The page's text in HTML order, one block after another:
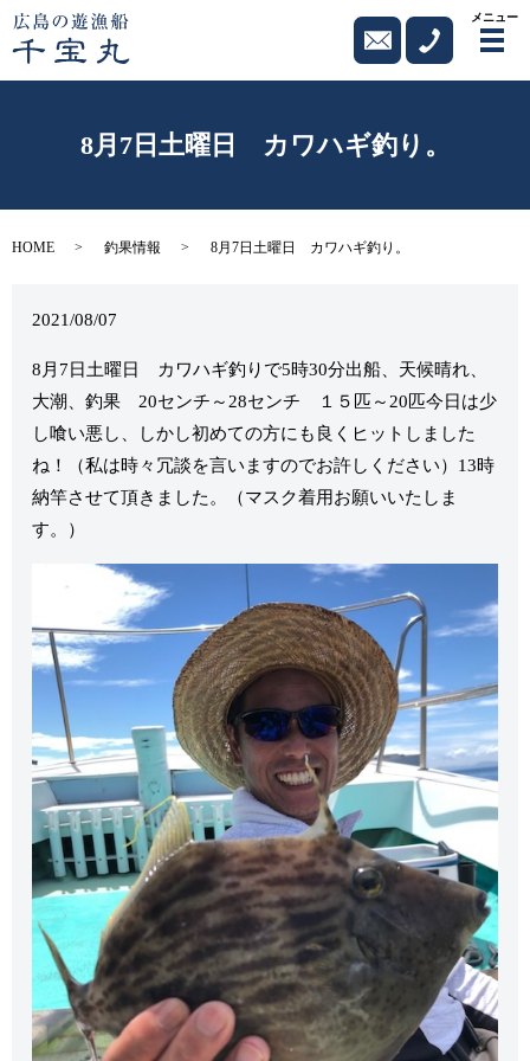
メニュー
メ
8月7日土曜日 カワハギ釣り。
HOME 釣果情報 8月7日土曜日 カワハギ釣り。
2021/08/07
8月7日土曜日 カワハギ釣りで5時30分出船、天候晴れ、
大潮、釣果 20センチ～28センチ １５匹～20匹今日は少
し喰い悪し、しかし初めての方にも良くヒットしました
ね！（私は時々冗談を言いますのでお許しください）13時
納竿させて頂きました。（マスク着用お願いいたしま
す。）